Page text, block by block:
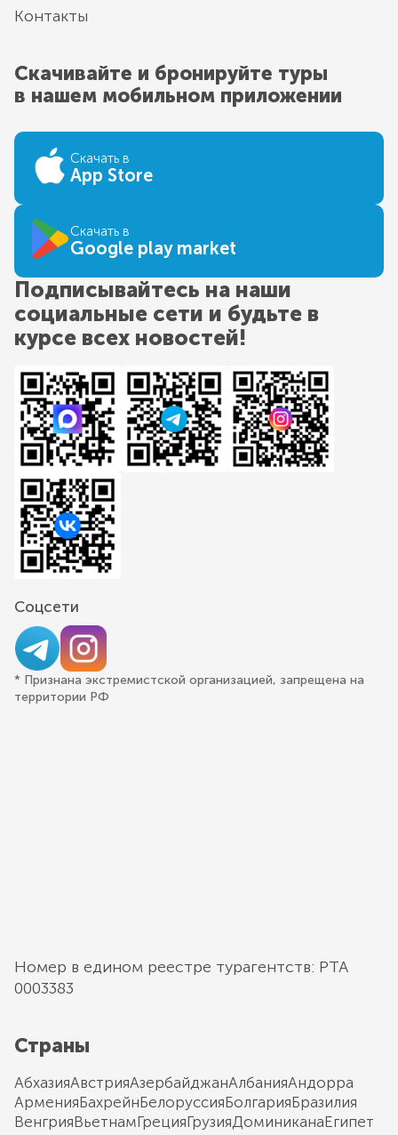
Контакты
Скачивайте и бронируйте туры
в нашем мобильном приложении
Скачать в
App Store
Скачать в
Google play market
Подписывайтесь на наши
социальные сети и будьте в
курсе всех новостей!
Соцсети
* Признана экстремистской организацией, запрещена на
территории РФ
Номер в едином реестре турагентств: РТА
0003383
Страны
АбхазияАвстрияАзербайджанАлбанияАндорра
АрменияБахрейнБелоруссияБолгарияБразилия
ВенгрияВьетнамГрецияГрузияДоминиканаЕгипет